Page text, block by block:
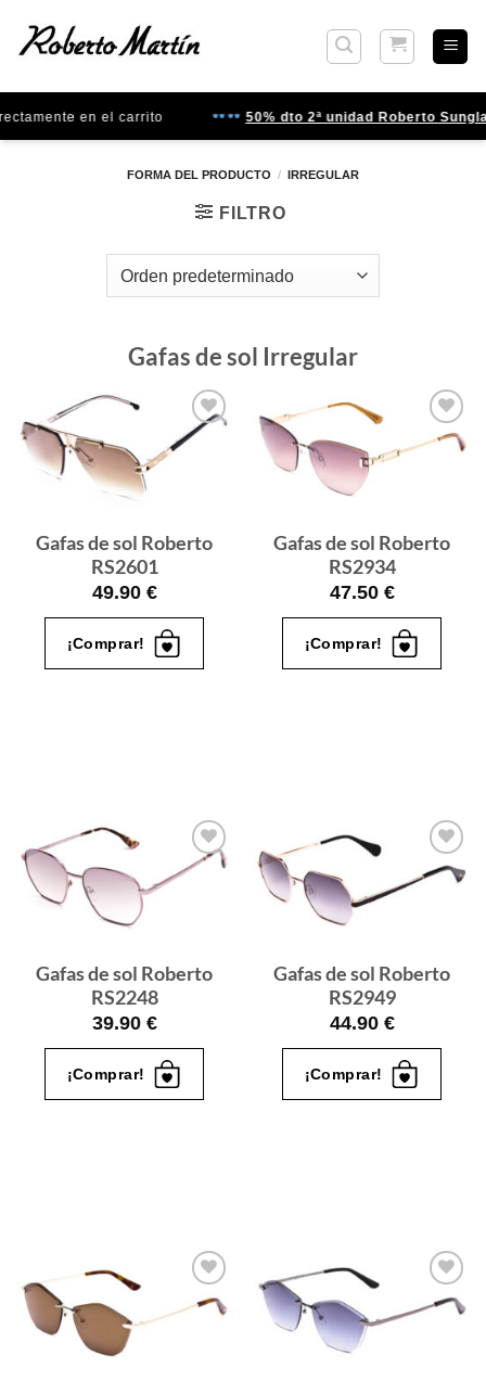
en el carrito 50% dto 2ª unidad Roberto
FORMA DEL PRODUCTO / IRREGULAR
FILTRO
Gafas de sol Irregular
Gafas
Gafas de sol Roberto
RS2601
49.90 €
¡Comprar!
Gafas
Gafas de sol Roberto
RS2934
47.50 €
¡Comprar!
Gafas
Gafas de sol Roberto
RS2248
39.90 €
¡Comprar!
Gafas
de sol
Gafas de sol Roberto
RS2949
44.90 €
¡Comprar!
Gafas
de sol
Gafas
de sol